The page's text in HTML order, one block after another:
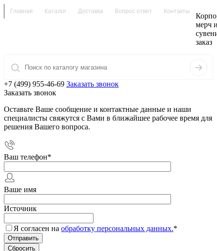
Главная Каталог Доставка Вопрос ответ Контакты
мерч
заказ
+7 (499) 955-46-69 Заказать звонок
Заказать звонок
Оставьте Ваше сообщение и контактные данные и наши
специалисты свяжутся с Вами в ближайшее рабочее время для
решения Вашего вопроса.
Ваш телефон*
Ваше имя
Источник
Я согласен на обработку персональных данных.*